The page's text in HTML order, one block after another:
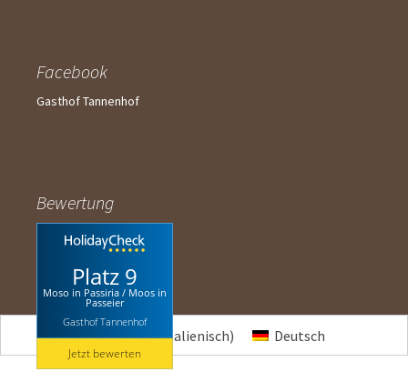
Facebook
Gasthof Tannenhof
Bewertung
Platz 9
Moso in Passiria / Moos in
Passeier
Gasthof Tannenhof
Jetzt bewerten
Italiano(Italienisch) Deutsch